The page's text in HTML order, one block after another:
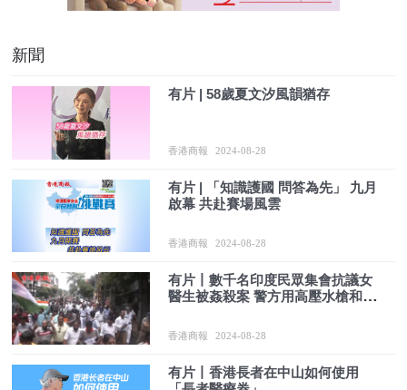
新聞
有片 | 58歲夏文汐風韻猶存
香港商報 2024-08-28
有片 | 「知識護國 問答為先」 九月
啟幕 共赴賽場風雲
香港商報 2024-08-28
有片丨數千名印度民眾集會抗議女
醫生被姦殺案 警方用高壓水槍和催
香港商報 2024-08-28
有片丨香港長者在中山如何使用